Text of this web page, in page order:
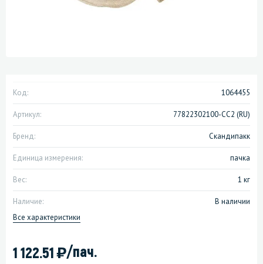
Код: 1064455
Артикул: 77822302100-CC2 (RU)
Бренд: Скандипакк
Единица измерения: пачка
Вес: 1 кг
Наличие:
В наличии
Все характеристики
1 122.51)/пач.